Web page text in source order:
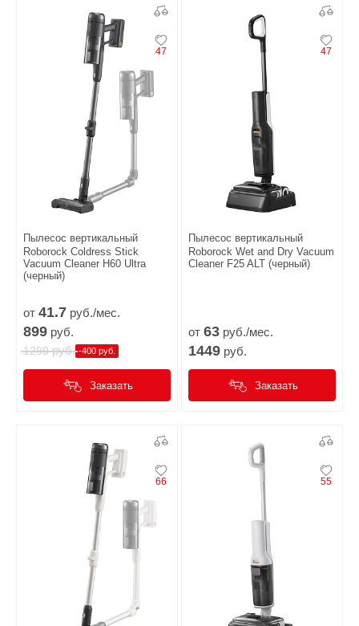
47
Пылесос вертикальный
Roborock Coldress Stick
Vacuum Cleaner H60 Ultra
(черный)
от 41.7 руб./мес.
899 руб.
1299руб. -400 руб.
Заказать
47
Пылесос вертикальный
Roborock Wet and Dry Vacuum
Cleaner F25 ALT (черный)
от 63 руб./мес.
1449 руб.
Заказать
66 55